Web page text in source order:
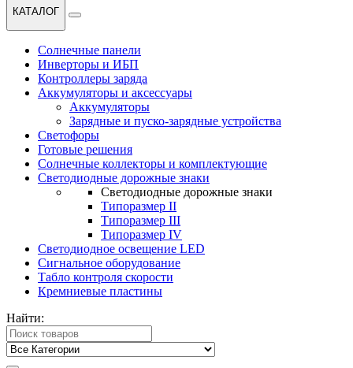
КАТАЛОГ
Солнечные панели
Инверторы и ИБП
Контроллеры заряда
Аккумуляторы и аксессуары
Аккумуляторы
Зарядные и пуско-зарядные устройства
Светофоры
Готовые решения
Солнечные коллекторы и комплектующие
Светодиодные дорожные знаки
Светодиодные дорожные знаки
Типоразмер II
Типоразмер III
Типоразмер IV
Светодиодное освещение LED
Сигнальное оборудование
Табло контроля скорости
Кремниевые пластины
Найти: